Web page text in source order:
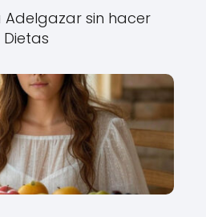
sin hacer
Dietas